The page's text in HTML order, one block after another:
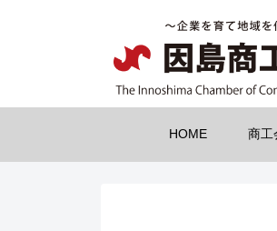
HOME 商工